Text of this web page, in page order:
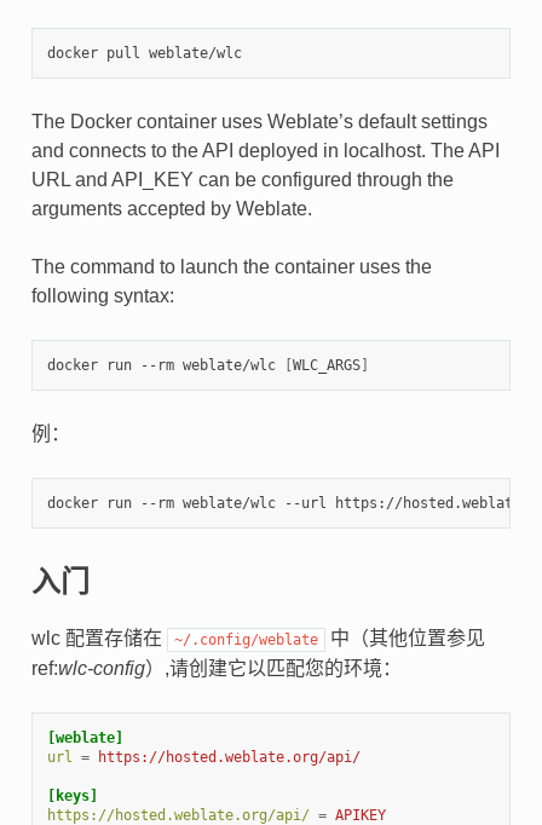
docker pull weblate/wlc
The Docker container uses Weblate’s default settings
and connects to the API deployed in localhost. The API
URL and API_KEY can be configured through the
arguments accepted by Weblate.
The command to launch the container uses the
following syntax:
docker run --rm weblate/wlc [WLC_ARGS]
例：
入门
wlc 配置存储在 ~/.config/weblate
中（其他位置参见
ref:wlc-config）,请创建它以匹配您的环境：
[weblate]
url
= https://hosted.weblate.org/api/
[keys]
https://hosted.weblate.org/api/ = APIKEY